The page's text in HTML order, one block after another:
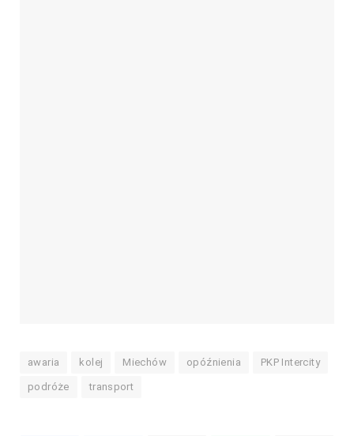
awaria kolej Miechów opóźnienia PKP Intercity
podróże transport